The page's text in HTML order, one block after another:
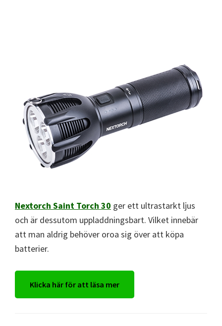
Nextorch Saint Torch 30 ger ett ultrastarkt ljus
och är dessutom uppladdningsbart. Vilket innebär
att man aldrig behöver oroa sig över att köpa
batterier.
Klicka här för att läsa mer